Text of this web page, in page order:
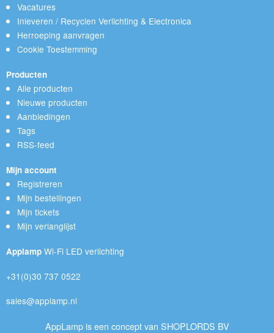
Vacatures
Inleveren / Recyclen Verlichting & Electronica
Herroeping aanvragen
Cookie Toestemming
Producten
Alle producten
Nieuwe producten
Aanbiedingen
Tags
RSS-feed
Mijn account
Registreren
Mijn bestellingen
Mijn tickets
Mijn verlanglijst
Applamp Wi-Fi LED verlichting
+31(0)30 737 0522
sales@applamp.nl
AppLamp is een concept van SHOPLORDS BV